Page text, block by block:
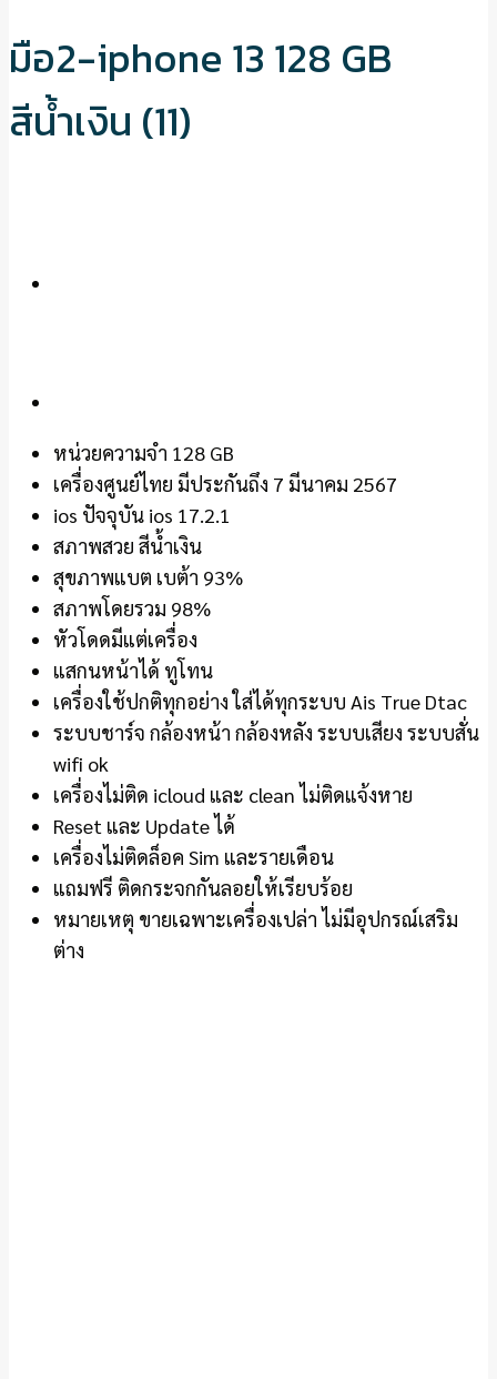
มือ2-iphone 13 128 GB
สีน้ำเงิน (11)
หน่วยความจำ 128 GB
เครื่องศูนย์ไทย มีประกันถึง 7 มีนาคม 2567
ios ปัจจุบัน ios 17.2.1
สภาพสวย สีน้ำเงิน
สุขภาพแบต เบต้า 93%
สภาพโดยรวม 98%
หัวโดดมีแต่เครื่อง
แสกนหน้าได้ ทูโทน
เครื่องใช้ปกติทุกอย่าง ใส่ได้ทุกระบบ Ais True Dtac
ระบบชาร์จ กล้องหน้า กล้องหลัง ระบบเสียง ระบบสั่น
wifi ok
เครื่องไม่ติด icloud และ clean ไม่ติดแจ้งหาย
Reset และ Update ได้
เครื่องไม่ติดล็อค Sim และรายเดือน
แถมฟรี ติดกระจกกันลอยให้เรียบร้อย
หมายเหตุ ขายเฉพาะเครื่องเปล่า ไม่มีอุปกรณ์เสริม
ต่าง